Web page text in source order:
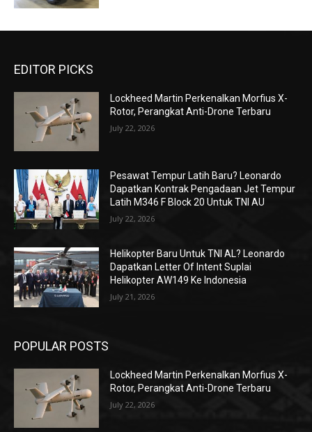
EDITOR PICKS
Lockheed Martin Perkenalkan Morfius X-
Rotor, Perangkat Anti-Drone Terbaru
July 22, 2026
Pesawat Tempur Latih Baru? Leonardo
Dapatkan Kontrak Pengadaan Jet Tempur
Latih M346 F Block 20 Untuk TNI AU
July 22, 2026
Helikopter Baru Untuk TNI AL? Leonardo
Dapatkan Letter Of Intent Suplai
Helikopter AW149 Ke Indonesia
July 21, 2026
POPULAR POSTS
Lockheed Martin Perkenalkan Morfius X-
Rotor, Perangkat Anti-Drone Terbaru
July 22, 2026